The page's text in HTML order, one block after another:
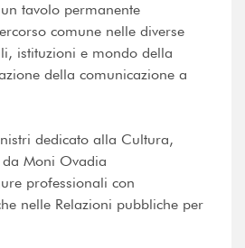
tavolo permanente
comune nelle diverse
istituzioni e mondo della
della comunicazione a
dedicato alla Cultura,
Moni Ovadia
professionali con
nelle Relazioni pubbliche per